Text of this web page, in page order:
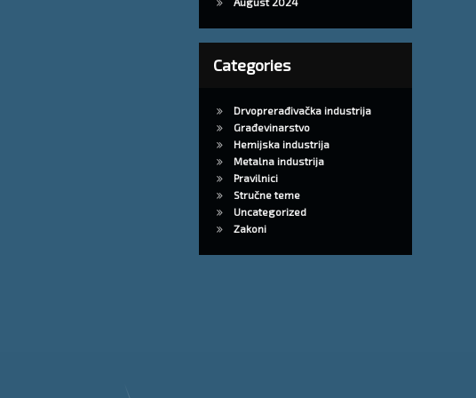
Categories
Drvoprerađivačka industrija
Građevinarstvo
Hemijska industrija
Metalna industrija
Pravilnici
Stručne teme
Uncategorized
Zakoni